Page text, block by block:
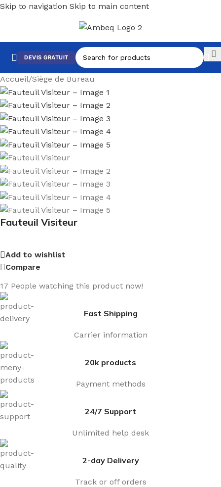
Skip to navigation Skip to main content
DEVIS GRATUIT
Accueil/Siège de Bureau
Fauteuil Visiteur
Add to wishlist
Compare
17 People watching this product now!
Fast Shipping
Carrier information
20k products
Payment methods
24/7 Support
Unlimited help desk
2-day Delivery
Track or off orders